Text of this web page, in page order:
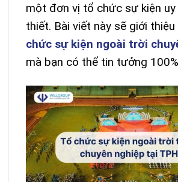
một đơn vị tổ chức sự kiện uy
thiết. Bài viết này sẽ giới thiệu
chức sự kiện ngoài trời
mà bạn có thể tin tưởng